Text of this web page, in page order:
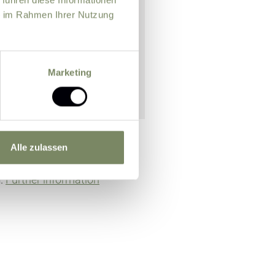
Rahmen Ihrer Nutzung
Marketing
Alle zulassen
officer for the purpose of
Further information